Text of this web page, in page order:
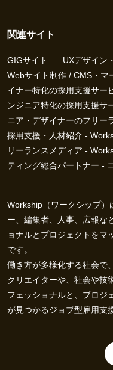
関連サイト
GIGサイト
UXデザイン
Webサイト制作 / CMS・マ
イナー特化の採用支援サー
ンジニア特化の採用支援サ
ニア・デザイナーのフリー
採用支援・人材紹介 -
リーランスメディア -
ティング総合パートナー -
Workship（ワークシップ）
ー、編集者、人事、広報な
ョナルとプロジェクトをマ
です。
働き方が多様化する社会で
クリエイターや、社会や技
フェッショナルと、プロジ
が見つかるジョブ型雇用支